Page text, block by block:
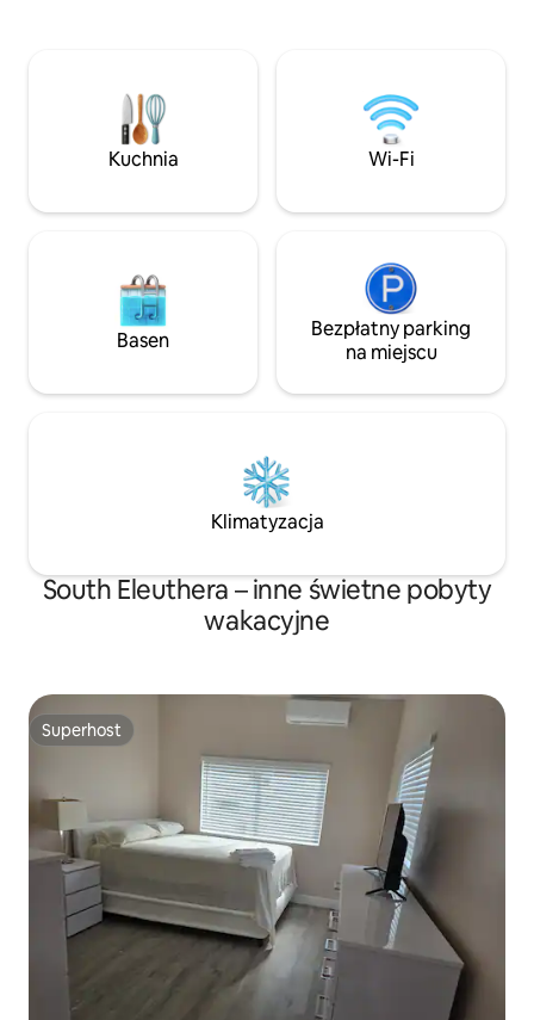
będziesz mieć wszystko, czego
potrzebujesz, aby zapewnić Ci spokój
ducha i spokojny pobyt. Prywatna zatoka
z widokiem na port idealna do opalania,
słońca lub kąpieli podczas przypływu
uprawiać sporty
łonie natury lub łowić
oferuje wiele atrakcji i
przyjedź i
Kuchnia Wi-Fi
Basen
Bezpłatny parking
na miejscu
Klimatyzacja
South Eleuthera – inne świetne pobyty
wakacyjne
Superhost
Superhost